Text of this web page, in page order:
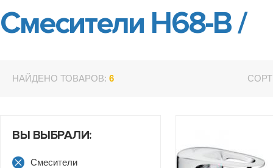
Смесители H68-B/
НАЙДЕНО ТОВАРОВ: 6
ВЫ ВЫБРАЛИ:
Смесители